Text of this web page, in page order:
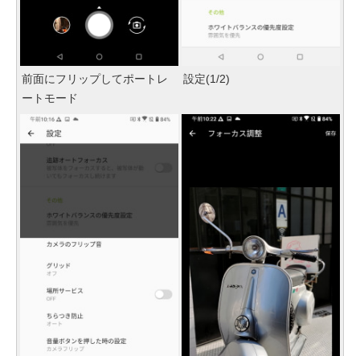
前面にフリップしてポートレ
ートモード
設定(1/2)